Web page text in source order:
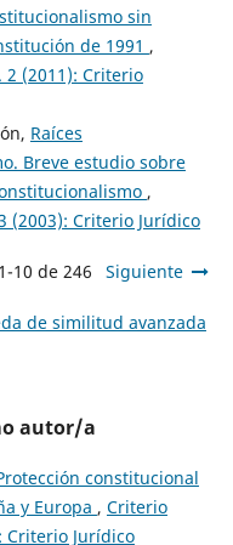
sin
de 1991 ,
2 (2011): Criterio
Raíces
Breve estudio sobre
,
(2003): Criterio Jurídico
1-10 de 246 Siguiente
de similitud avanzada
autor/a
constitucional
y Europa , Criterio
Criterio Jurídico